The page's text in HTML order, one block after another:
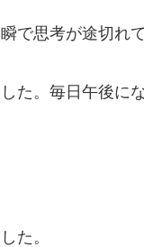
で思考が途切れ
た。毎日午後に
た。